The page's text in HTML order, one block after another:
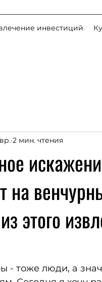
инвестиций
на
этого
2 мин. чтения
- тоже люди, а